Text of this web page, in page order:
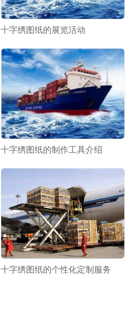
十字绣图纸的展览活动
十字绣图纸的制作工具介绍
十字绣图纸的个性化定制服务